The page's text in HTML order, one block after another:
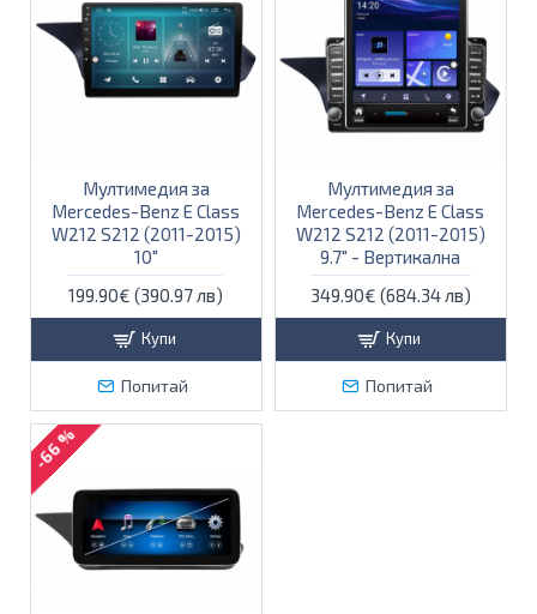
Мултимедия за
Mercedes-Benz E Class
W212 S212 (2011-2015)
10"
199.90€ (390.97 лв)
Купи
Попитай
Мултимедия за
Mercedes-Benz E Class
W212 S212 (2011-2015)
9.7" - Вертикална
349.90€ (684.34 лв)
Купи
Попитай
-66 %